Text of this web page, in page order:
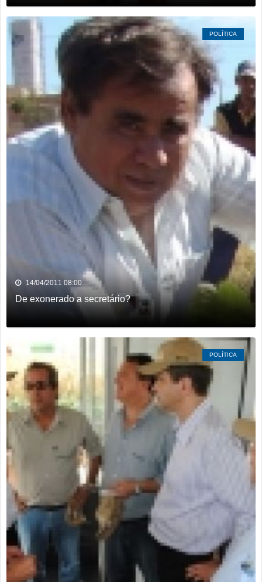
POLÍTICA
14/04/2011 08:00
De exonerado a secretário?
POLÍTICA